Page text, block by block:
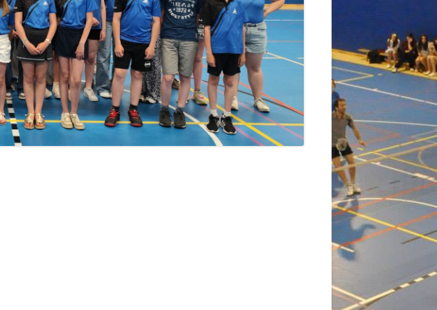
MESSIEURS 2 – DIVISION 3